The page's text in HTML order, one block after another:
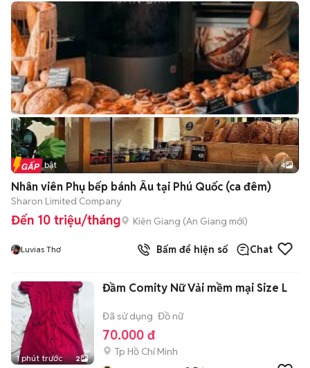
Tin nổi bật 4
Nhân viên Phụ bếp bánh Âu tại Phú Quốc (ca đêm)
Sharon Limited Company
Đến 10 triệu/tháng Kiên Giang (An Giang mới)
Luvias Thơ Bấm để hiện số Chat
1 phút trước 2
Đầm Comity Nữ Vải mềm mại Size L
Đã sử dụng Đồ nữ
70.000 đ
Tp Hồ Chí Minh